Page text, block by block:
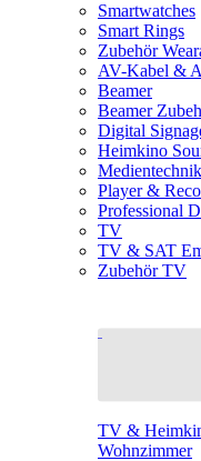
Smartwatches
Smart Rings
Zubehör
AV-Kabel &
Beamer
Beamer
Digital
Heimkino
Medientechnik
Player &
Professional
TV
TV & SAT
Zubehör TV
TV &
Wohnzimmer